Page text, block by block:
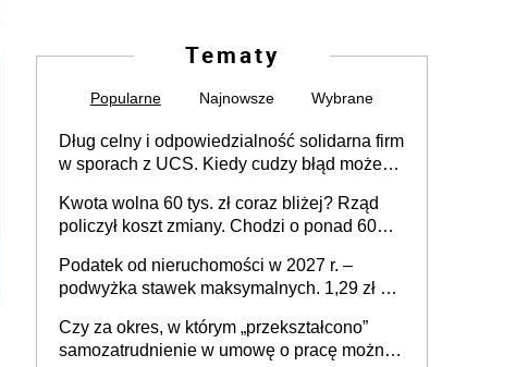
Tematy
Popularne Najnowsze Wybrane
Dług celny i odpowiedzialność solidarna firm
w sporach z UCS. Kiedy cudzy błąd może
Kwota wolna 60 tys. zł coraz bliżej? Rząd
policzył koszt zmiany. Chodzi o ponad 60
Podatek od nieruchomości w 2027 r. –
podwyżka stawek maksymalnych. 1,29 zł za
budynków i lokali związanych z
prowadzeniem działalności gospodarczej
Czy za okres, w którym „przekształcono”
samozatrudnienie w umowę o pracę można